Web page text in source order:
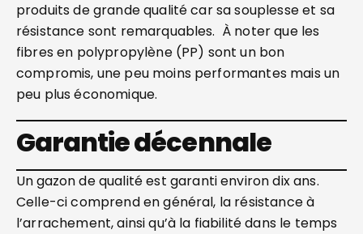
produits de grande qualité car sa souplesse et sa
résistance sont remarquables. À noter que les
fibres en polypropylène (PP) sont un bon
compromis, une peu moins performantes mais un
peu plus économique.
Garantie décennale
Ungazon de qualité est garanti environ dix ans.
Celle-ci comprend en général, la résistance à
l’arrachement, ainsi qu’à la fiabilité dans le temps